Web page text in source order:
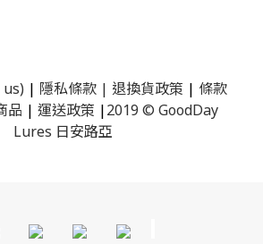
| 隱私條款 | 退換貨政策 | 條款
品 | 運送政策 |2019 © GoodDay
Lures 日安路亞